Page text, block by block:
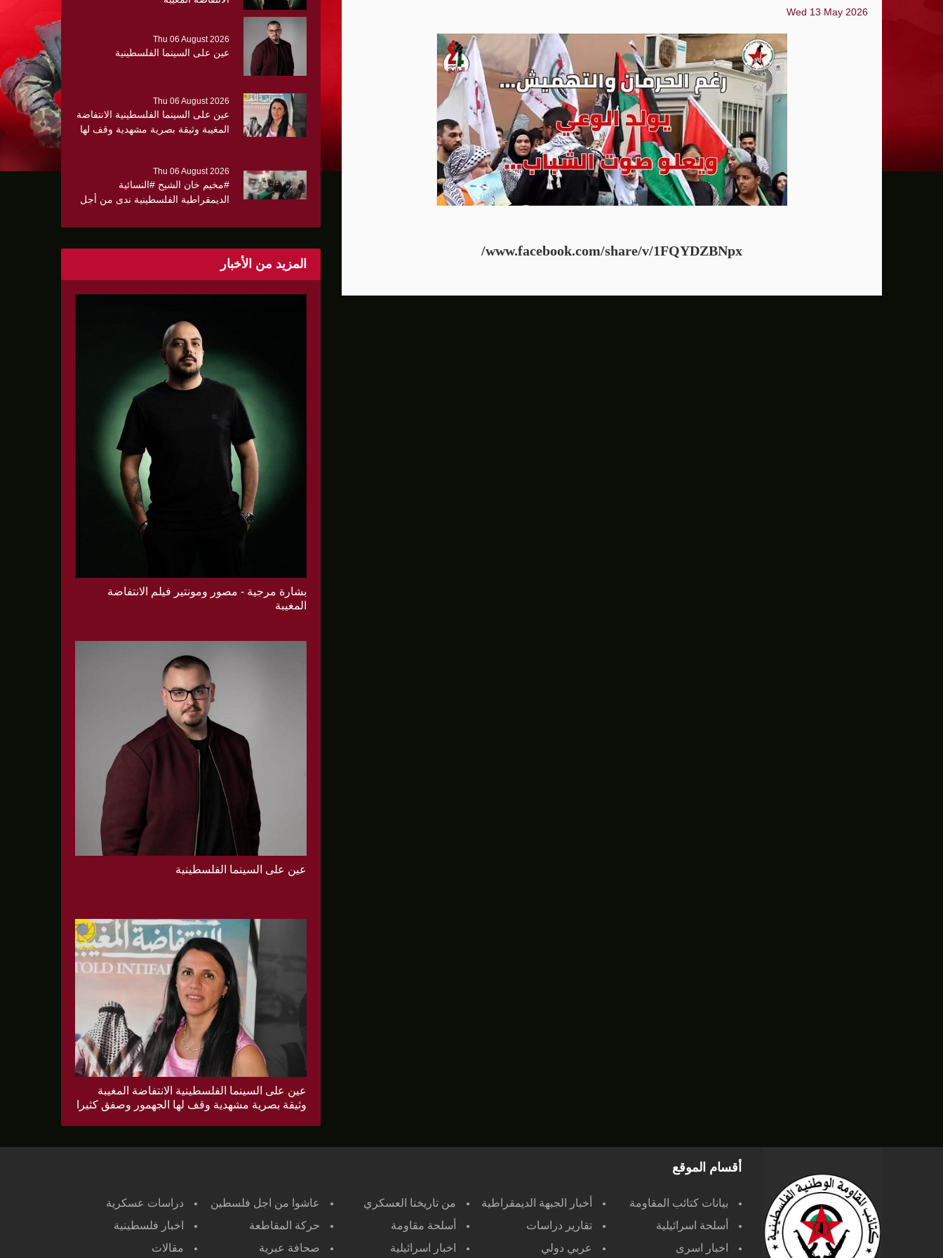
حماية الصحافيين تكرّم الصحافية كريستينا عاصي التي أصيبت بقصف إسرائيلي
فانس يؤكد وجود اختلافات في الرأي مع نتنياهو..,المفاوضات مع إيران "معقدة"
إيران تهدد بمهاجمة دول الخليج إذا تعرضت لهجمات أمريكية جديدة
ن.تايمز: مشرعون أمريكيون يسعون لشراكة عسكرية مع إسرائيل
الدفاع الروسية: ضربنا سفينتين محملتين بشحنات عسكرية قبالة سواحل أوديسا
الرئيس الإيراني: التواصل مع خامنئي "صعب للغاية" حاليا
Wed 13 May 2026
www.facebook.com/share/v/1FQYDZBNpx/
Thu 06 August 2026
عين على السينما الفلسطينية
Thu 06 August 2026
عين على السينما الفلسطينية الانتفاضة
المغيبة وثيقة بصرية مشهدية وقف لها
Thu 06 August 2026
#مخيم خان الشيح #النسائية
الديمقراطية الفلسطينية ندى من أجل
صحية عن ألتهاب الكبد وتوزّع
المزيد من الأخبار
بشارة مرجية - مصور ومونتير فيلم الانتفاضة
المغيبة
عين على السينما الفلسطينية
عين على السينما الفلسطينية الانتفاضة المغيبة
وثيقة بصرية مشهدية وقف لها الجهمور وصفق كثيرا
أقسام الموقع
بيانات كتائب المقاومة أخبار الجبهة الديمقراطية من تاريخنا العسكري عاشوا من اجل فلسطين
دراسات عسكرية
أسلحة اسرائيلية
تقارير دراسات أسلحة مقاومة حركة المقاطعة
اخبار فلسطينية
اخبار اسرى
عربي دولي اخبار اسرائيلية صحافة عبرية مقالات